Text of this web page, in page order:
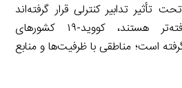
تأثیر تدابیر کنترلی قرار گرفته‌اند
ساکن مناطق توسعه‌یافته‌تر هستند، کووید-۱۹ کشورهای
است؛ مناطقی با ظرفیت‌ها و منابع